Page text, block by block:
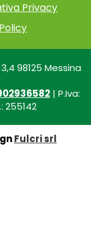
Privacy
3,4 98125 Messina
| P.Iva:
255142
Fulcri srl